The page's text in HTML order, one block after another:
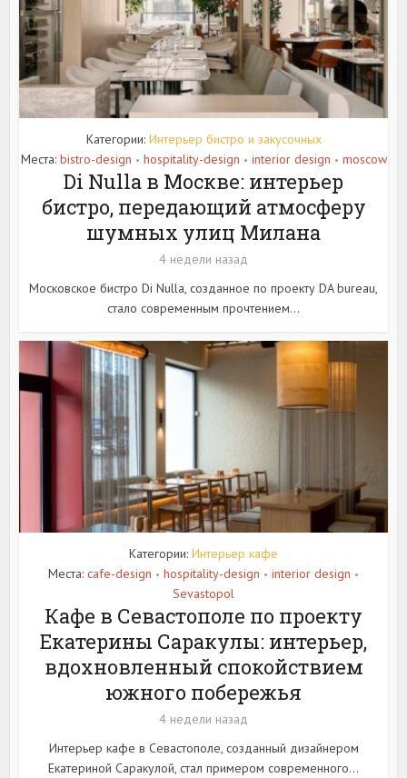
Категории: Интерьер бистро и закусочных
Места: bistro-design • hospitality-design • interior design • moscow
Di Nulla в Москве: интерьер
бистро, передающий атмосферу
шумных улиц Милана
4 недели назад
Московское бистро Di Nulla, созданное по проекту DA bureau,
стало современным прочтением...
Категории: Интерьер кафе
Места: cafe-design • hospitality-design • interior design •
Sevastopol
Кафе в Севастополе по проекту
Екатерины Саракулы: интерьер,
вдохновленный спокойствием
южного побережья
4 недели назад
Интерьер кафе в Севастополе, созданный дизайнером
Екатериной Саракулой, стал примером современного...